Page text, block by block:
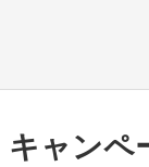
キャンペ